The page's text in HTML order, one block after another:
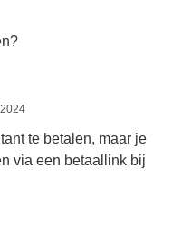
te betalen, maar je
via een betaallink bij